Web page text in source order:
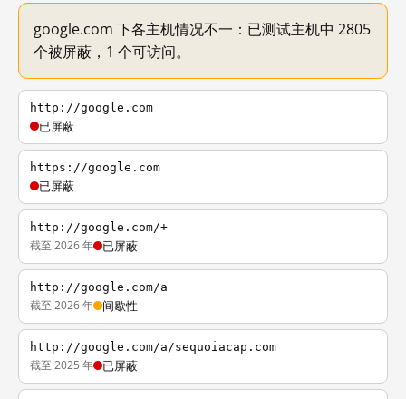
google.com 下各主机情况不一：已测试主机中 2805
个被屏蔽，1 个可访问。
http://google.com
已屏蔽
https://google.com
已屏蔽
http://google.com/+
截至 2026 年 已屏蔽
http://google.com/a
截至 2026 年 间歇性
http://google.com/a/sequoiacap.com
截至 2025 年 已屏蔽